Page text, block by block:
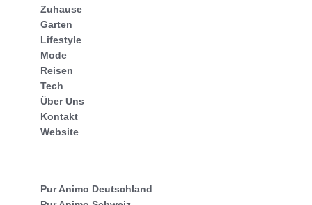
Zuhause
Garten
Lifestyle
Mode
Reisen
Tech
Über Uns
Kontakt
Website
Pur Animo Deutschland